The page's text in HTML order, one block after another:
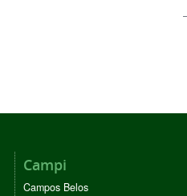
Campi
Campos Belos